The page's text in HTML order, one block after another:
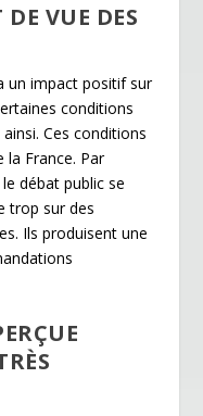
VUE DES
un impact positif sur
conditions
Ces conditions
la France. Par
débat public se
trop sur des
Ils produisent une